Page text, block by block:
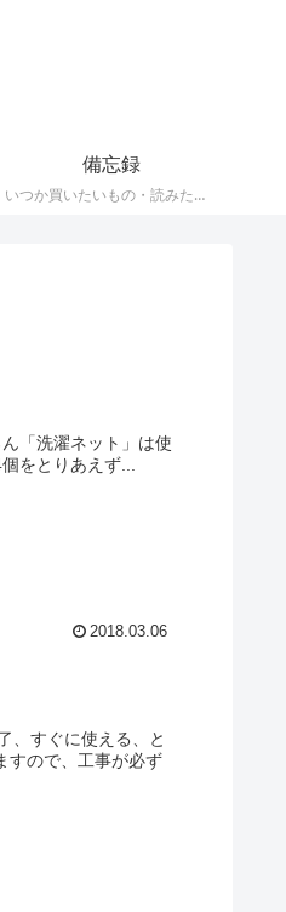
備忘録
いつか買いたいもの・読みたい本・観たい映画など忘れなメモ
「洗濯ネット」は使
をとりあえず...
2018.03.06
、すぐに使える、と
すので、工事が必ず